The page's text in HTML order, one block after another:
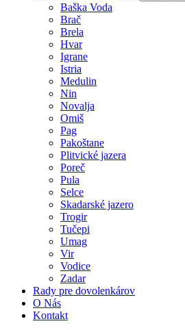
Baška Voda
Brač
Brela
Hvar
Igrane
Istria
Medulin
Nin
Novalja
Omiš
Pag
Pakoštane
Plitvické jazera
Poreč
Pula
Selce
Skadarské jazero
Trogir
Tučepi
Umag
Vir
Vodice
Zadar
Rady pre dovolenkárov
O Nás
Kontakt